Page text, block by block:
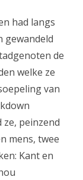
vrijheid?
had langs
gewandeld
de
welke ze
van
peinzend
mens, twee
Kant en